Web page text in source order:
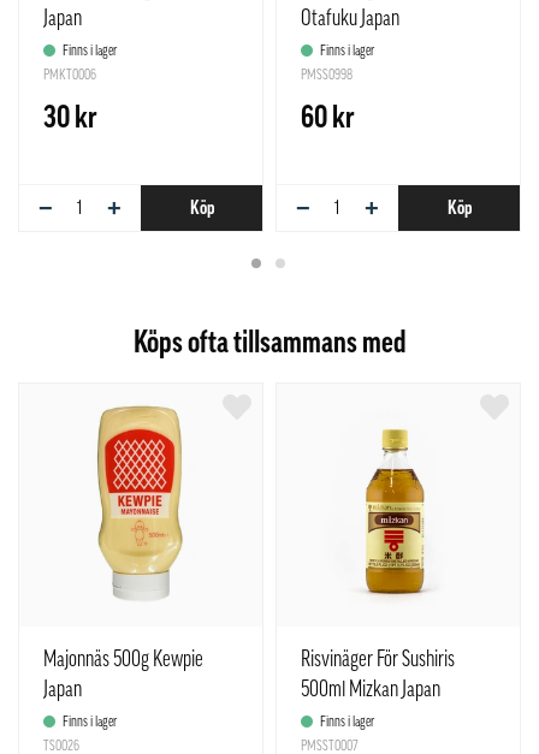
Japan
Finns i lager
PMKT0006
30 kr
− + Köp
Otafuku Japan
Finns i lager
PMSS0998
60 kr
− + Köp
Köps ofta tillsammans med
Majonnäs 500g Kewpie
Japan
Finns i lager
TS0026
Risvinäger För Sushiris
500ml Mizkan Japan
Finns i lager
PMSST0007